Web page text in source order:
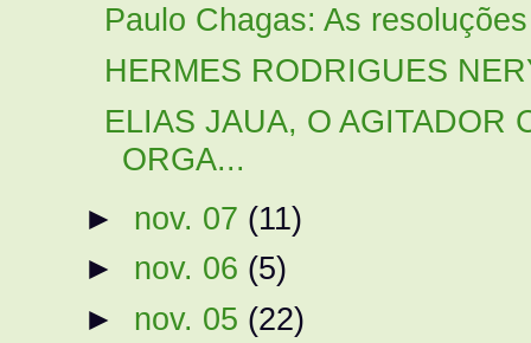
Paulo Chagas: As
HERMES RODRIGUES
ELIAS JAUA, O AGITADOR
ORGA...
► nov. 07 (11)
► nov. 06 (5)
► nov. 05 (22)